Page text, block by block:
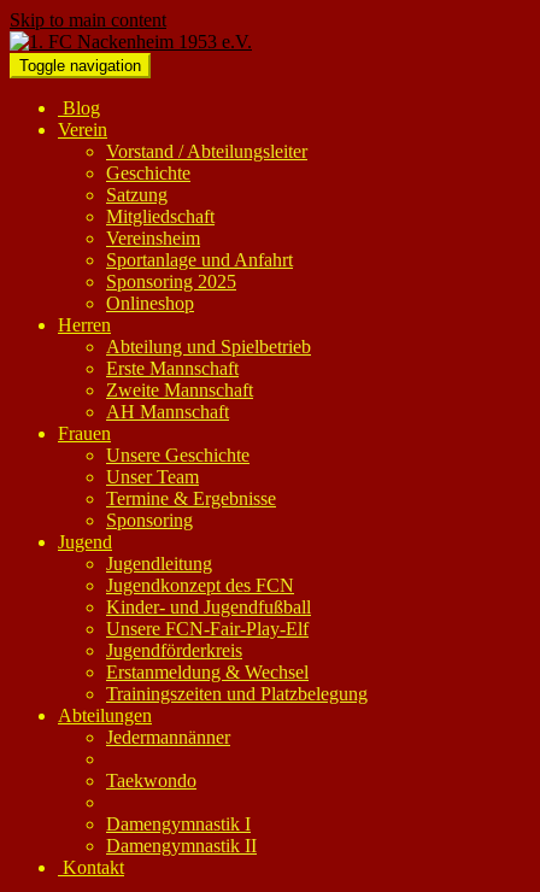
Skip to main content
Toggle navigation
Blog
Verein
Vorstand / Abteilungsleiter
Geschichte
Satzung
Mitgliedschaft
Vereinsheim
Sportanlage und Anfahrt
Sponsoring 2025
Onlineshop
Herren
Abteilung und Spielbetrieb
Erste Mannschaft
Zweite Mannschaft
AH Mannschaft
Frauen
Unsere Geschichte
Unser Team
Termine & Ergebnisse
Sponsoring
Jugend
Jugendleitung
Jugendkonzept des FCN
Kinder- und Jugendfußball
Unsere FCN-Fair-Play-Elf
Jugendförderkreis
Erstanmeldung & Wechsel
Trainingszeiten und Platzbelegung
Abteilungen
Jedermannänner
Taekwondo
Damengymnastik I
Damengymnastik II
Kontakt